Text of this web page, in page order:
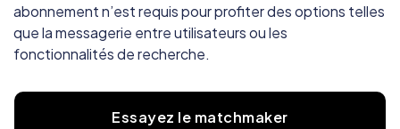
abonnement n’est requis pour profiter des options telles
que la messagerie entre utilisateurs ou les
fonctionnalités de recherche.
Essayez le matchmaker